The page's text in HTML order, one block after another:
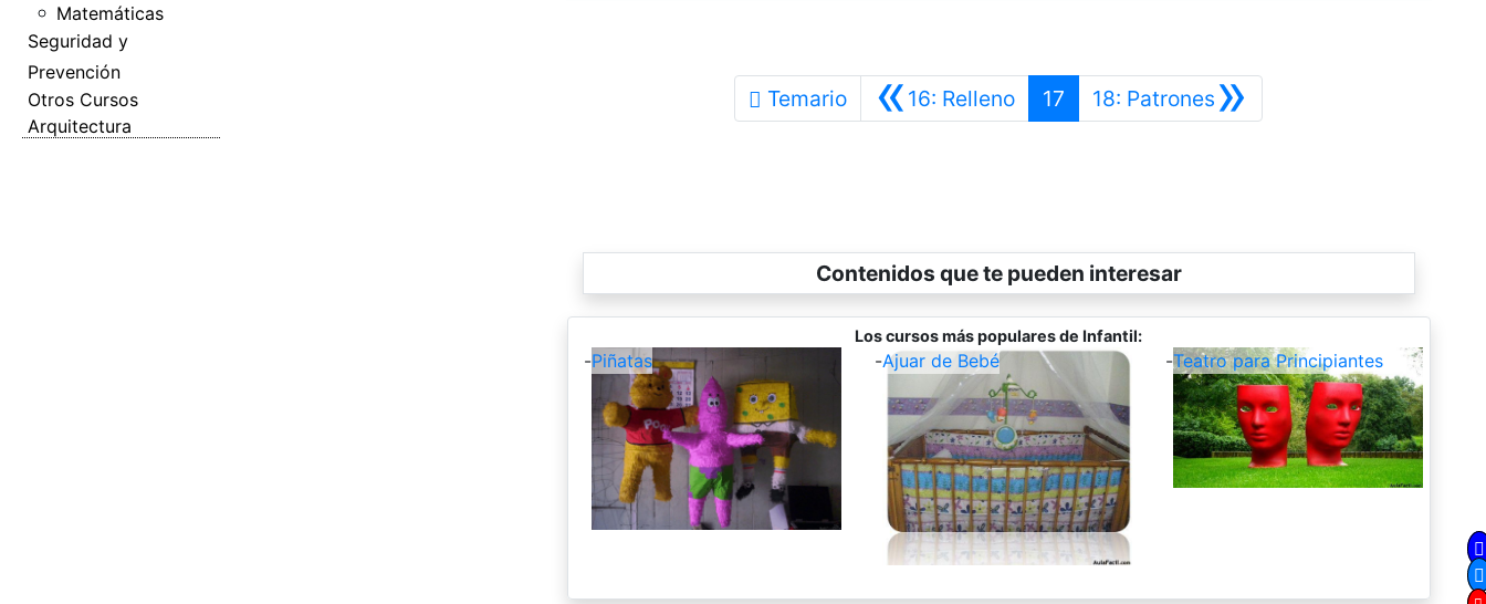
Matemáticas
Seguridad y
Prevención
Otros Cursos
Arquitectura
Temario «16: RellenoAnterior
17 »
18: Patrones Siguiente
Contenidos que te pueden interesar
Los cursos más populares de Infantil:
-Piñatas -Ajuar de Bebé -Teatro para Principiantes